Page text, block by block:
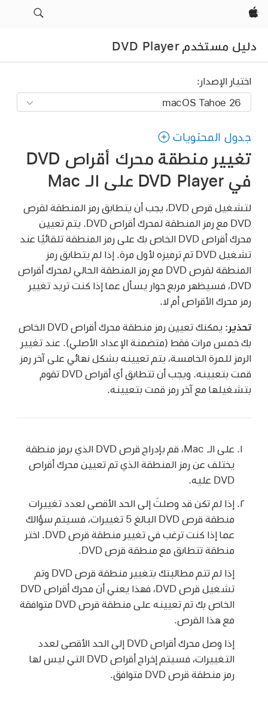
Apple‏
دليل مستخدم DVD Player
اختيار الإصدار:
جدول المحتويات
تغيير منطقة محرك أقراص DVD
في DVD Player على الـ Mac
لتشغيل قرص DVD، يجب أن يتطابق رمز المنطقة لقرص
DVD مع رمز المنطقة لمحرك أقراص DVD. يتم تعيين
محرك أقراص DVD الخاص بك على رمز المنطقة تلقائيًا عند
تشغيل DVD تم ترميزه لأول مرة. إذا لم يتطابق رمز
المنطقة لقرص DVD مع رمز المنطقة الحالي لمحرك أقراص
DVD، فسيظهر مربع حوار يسأل عما إذا كنت تريد تغيير
رمز محرك الأقراص أم لا.
تحذير:
يمكنك تعيين رمز منطقة محرك أقراص DVD الخاص
بك خمس مرات فقط (متضمنة الإعداد الأصلي). عند تغيير
الرمز للمرة الخامسة، يتم تعيينه بشكل نهائي على آخر رمز
قمت بتعيينه. ويجب أن تتطابق أي أقراص DVD تقوم
بتشغيلها مع آخر رمز قمت بتعيينه.
على الـ Mac، قم بإدراج قرص DVD الذي برمز منطقة
يختلف عن رمز المنطقة الذي تم تعيين محرك أقراص
DVD عليه.
إذا لم تكن قد وصلتَ إلى الحد الأقصى لعدد تغييرات
منطقة قرص DVD البالغ 5 تغييرات، فسيتم سؤالك
عما إذا كنت ترغب في تغيير منطقة قرص DVD. اختر
منطقة تتطابق مع منطقة قرص DVD.
إذا لم تتم مطالبتك بتغيير منطقة قرص DVD وتم
تشغيل قرص DVD، فهذا يعني أن محرك أقراص DVD
الخاص بك تم تعيينه على منطقة قرص DVD متوافقة
مع هذا القرص.
إذا وصل محرك أقراص DVD إلى الحد الأقصى لعدد
التغييرات، فسيتم إخراج أقراص DVD التي ليس لها
رمز منطقة قرص DVD متوافق.